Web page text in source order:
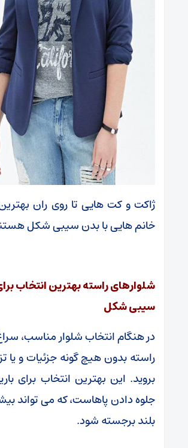
ژاکت و کت هایی تا روی ران
خانم هایی با بدن سیبی شکل
شلوارهای راسته بهترین انتخاب
سیبی شکل
در هنگام انتخاب شلوار مناسب،
راسته بدون هیچ گونه جزئیات و یا
بروید. این بهترین انتخاب برای
جلوه دادن پاهاست، که می تواند
بلند برجسته شود.